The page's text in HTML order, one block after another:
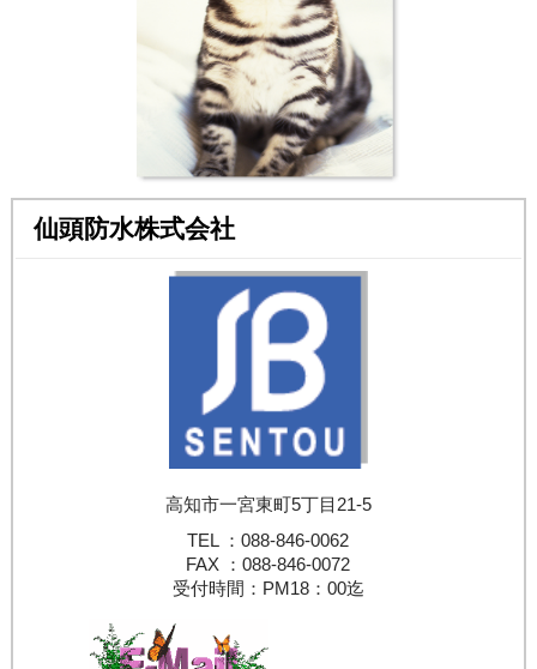
仙頭防水株式会社
高知市一宮東町5丁目21-5
TEL ：088-846-0062
FAX ：088-846-0072
受付時間：PM18：00迄